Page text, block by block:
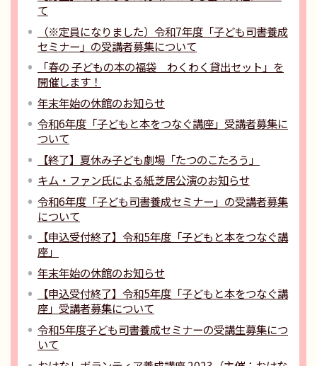
て
（※定員になりました）令和7年度「子ども司書養成
セミナー」の受講者募集について
「春の 子どもの本の福袋 わくわく貸出セット」を
開催します！
年末年始の休館のお知らせ
令和6年度「子どもと本をつなぐ講座」受講者募集に
ついて
【終了】夏休み子ども劇場「たつのこたろう」
キム・ファン氏による紙芝居公演のお知らせ
令和6年度「子ども司書養成セミナー」の受講者募集
について
【申込受付終了】令和5年度「子どもと本をつなぐ講
座」
年末年始の休館のお知らせ
【申込受付終了】令和5年度「子どもと本をつなぐ講
座」受講者募集について
令和5年度子ども司書養成セミナーの受講生募集につ
いて